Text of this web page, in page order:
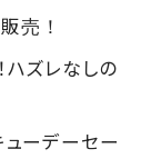
売！
ハズレなしの
ーデーセー